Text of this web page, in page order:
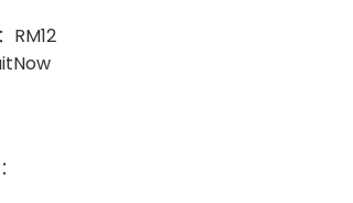
RM12